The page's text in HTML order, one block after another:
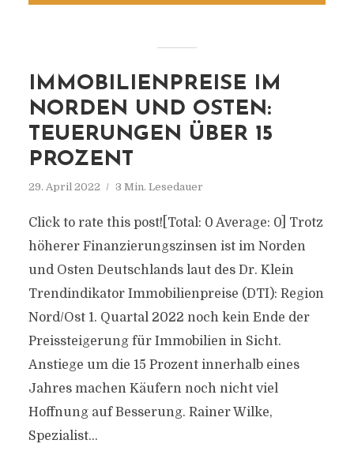
IMMOBILIENPREISE IM
NORDEN UND OSTEN:
TEUERUNGEN ÜBER 15
PROZENT
29. April 2022 3 Min. Lesedauer
Click to rate this post![Total: 0 Average: 0] Trotz
höherer Finanzierungszinsen ist im Norden
und Osten Deutschlands laut des Dr. Klein
Trendindikator Immobilienpreise (DTI): Region
Nord/Ost 1. Quartal 2022 noch kein Ende der
Preissteigerung für Immobilien in Sicht.
Anstiege um die 15 Prozent innerhalb eines
Jahres machen Käufern noch nicht viel
Hoffnung auf Besserung. Rainer Wilke,
Spezialist...